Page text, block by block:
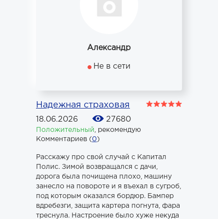
Александр
Не в сети
Надежная страховая
18.06.2026 27680
Положительный
рекомендую
Комментариев (0)
Расскажу про свой случай с Капитал
Полис. Зимой возвращался с дачи,
дорога была почищена плохо, машину
занесло на повороте и я въехал в сугроб,
под которым оказался бордюр. Бампер
вдребезги, защита картера погнута, фара
треснула. Настроение было хуже некуда